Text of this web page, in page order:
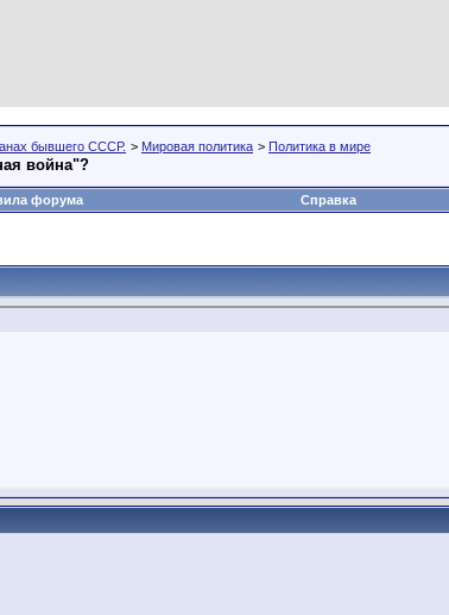
бывшего СССР. > Мировая политика > Политика в мире
война"?
форума Справка